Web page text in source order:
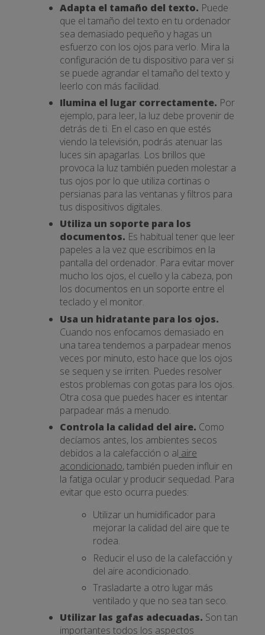
Adapta el tamaño del texto. Puede
que el tamaño del texto en tu ordenador
sea demasiado pequeño y hagas un
esfuerzo con los ojos para verlo. Mira la
configuración de tu dispositivo para ver si
se puede agrandar el tamaño del texto y
leerlo con más facilidad.
Ilumina el lugar correctamente. Por
ejemplo, para leer, la luz debe provenir de
detrás de ti. En el caso en que estés
viendo la televisión, podrás atenuar las
luces sin apagarlas. Los brillos que
provoca la luz también pueden molestar a
tus ojos por lo que utiliza cortinas o
persianas para las ventanas y filtros para
tus dispositivos digitales.
Utiliza un soporte para los
documentos. Es habitual tener que leer
papeles a la vez que escribimos en la
pantalla del ordenador. Para evitar mover
mucho los ojos, el cuello y la cabeza, pon
los documentos en un soporte entre el
teclado y el monitor.
Usa un hidratante para los ojos.
Cuando nos enfocamos demasiado en
una tarea tendemos a parpadear menos
veces por minuto, esto hace que los ojos
se sequen y se irriten. Puedes resolver
estos problemas con gotas para los ojos.
Otra cosa que puedes hacer es intentar
parpadear más a menudo.
Controla la calidad del aire. Como
decíamos antes, los ambientes secos
debidos a la calefacción o al aire
acondicionado, también pueden influir en
la fatiga ocular y producir sequedad. Para
evitar que esto ocurra puedes:
Utilizar un humidificador para
mejorar la calidad del aire que te
rodea.
Reducir el uso de la calefacción y
del aire acondicionado.
Trasladarte a otro lugar más
ventilado y que no sea tan seco.
Utilizar las gafas adecuadas. Son tan
importantes todos los aspectos